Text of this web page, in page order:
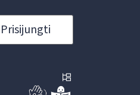
Prisijungti